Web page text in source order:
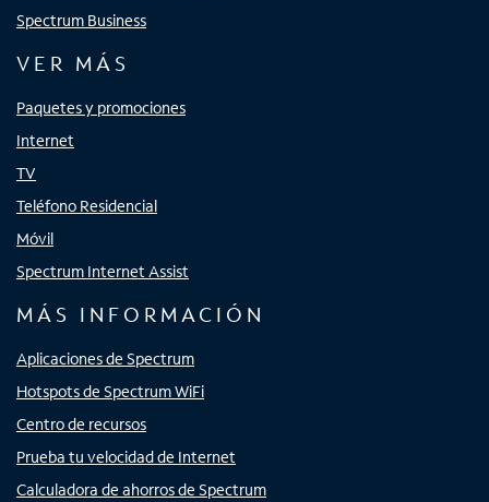
Spectrum Business
VER MÁS
Paquetes y promociones
Internet
TV
Teléfono Residencial
Móvil
Spectrum Internet Assist
MÁS INFORMACIÓN
Aplicaciones de Spectrum
Hotspots de Spectrum WiFi
Centro de recursos
Prueba tu velocidad de Internet
Calculadora de ahorros de Spectrum